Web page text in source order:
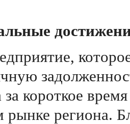
короткое
рынке региона.